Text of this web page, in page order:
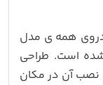
همه ی مدل
و اچ 330 طراحی شده است. طراحی
نصب آن در مکان